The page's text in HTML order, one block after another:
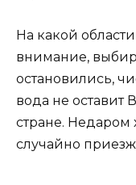
На какой
внимание,
остановились,
вода не оставит
стране. Недаром
случайно